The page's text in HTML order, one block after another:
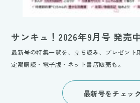
サンキュ！2026年9月号 発売
最新号の特集一覧を、立ち読み、プレゼント
定期購読・電子版・ネット書店販売も。
最新号をチェック